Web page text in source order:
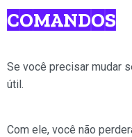
COMANDOS
Se você precisar mudar
útil.
Com ele, você não